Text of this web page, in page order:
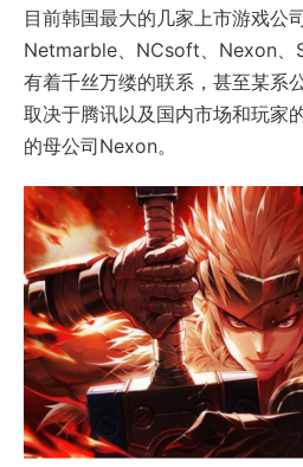
目前韩国最大的几家上市游戏公
Netmarble、NCsoft、Nexon、
有着千丝万缕的联系，甚至某系
取决于腾讯以及国内市场和玩家
的母公司Nexon。